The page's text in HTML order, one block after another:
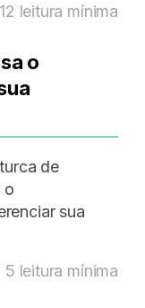
12 leitura mínima
o
de
o
sua
5 leitura mínima